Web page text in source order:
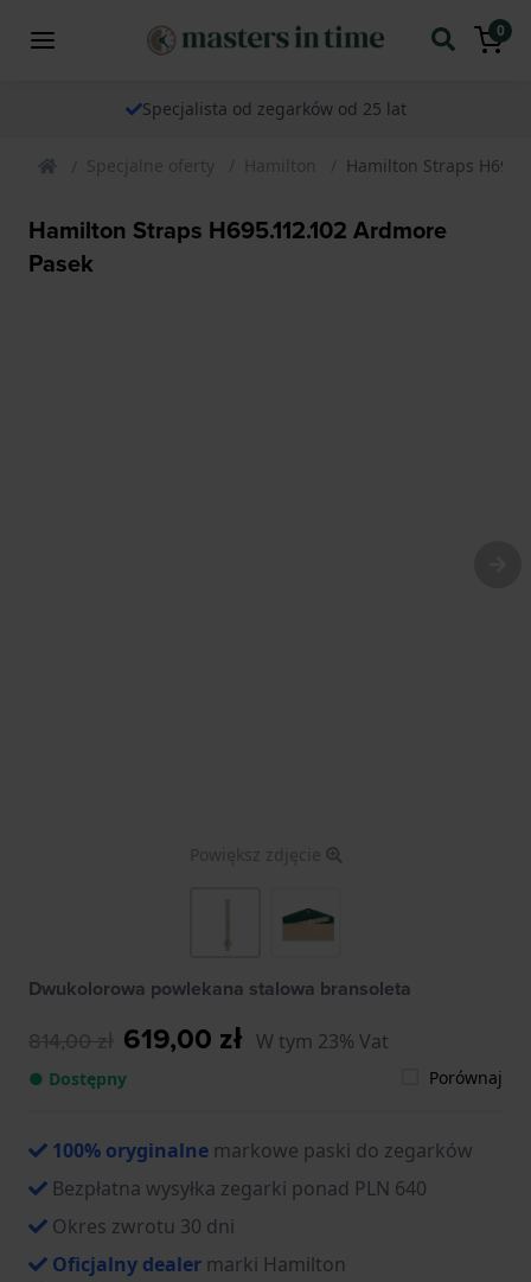
0
Specjalista od zegarków od 25 lat
Specjalne oferty Hamilton Hamilton Straps
Hamilton Straps H695.112.102 Ardmore
Pasek
Powiększ zdjęcie
Dwukolorowa powlekana stalowa bransoleta
814,00 zł 619,00 zł W tym 23% Vat
● Dostępny Porównaj
100% oryginalne markowe paski do zegarków
Bezpłatna wysyłka zegarki ponad PLN 640
Okres zwrotu 30 dni
Oficjalny dealer marki Hamilton